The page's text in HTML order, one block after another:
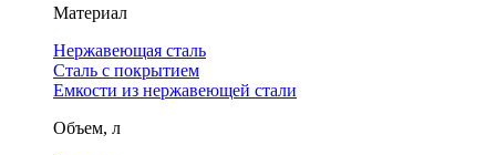
Материал
Нержавеющая сталь
Сталь с покрытием
Емкости из нержавеющей стали
Объем, л